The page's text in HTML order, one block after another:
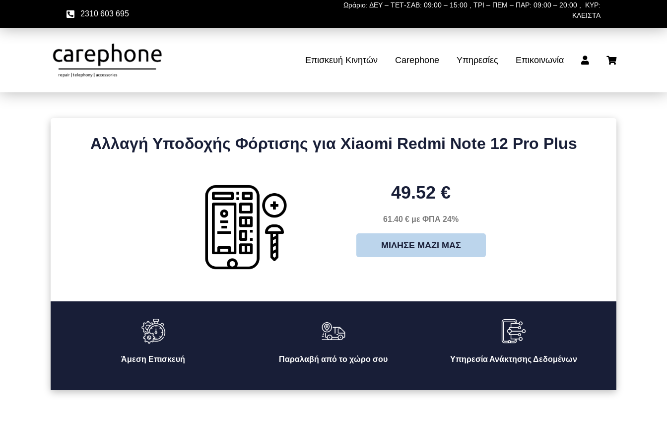
2310 603 695
Ωράριο: ΔΕΥ – ΤΕΤ-ΣΑΒ: 09:00 – 15:00 , ΤΡΙ – ΠΕΜ – ΠΑΡ: 09:00 – 20:00 , ΚΥΡ:
ΚΛΕΙΣΤΑ
Επισκευή Κινητών Carephone Υπηρεσίες Επικοινωνία
Αλλαγή Υποδοχής Φόρτισης για Xiaomi Redmi Note 12 Pro Plus
49.52 €
61.40 € με ΦΠΑ 24%
ΜΊΛΗΣΕ ΜΑΖΊ ΜΑΣ
Άμεση Επισκευή Παραλαβή από το χώρο σου Υπηρεσία Ανάκτησης Δεδομένων